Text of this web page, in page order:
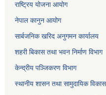
राष्ट्रिय योजना आयोग
नेपाल कानुन आयोग
सार्बजनिक खरिद अनुगमन कार्यालय
शहरी बिकास तथा भवन निर्माण विभाग
केन्द्रीय पञ्जिकरण विभाग
स्थानीय शासन तथा सामुदायिक